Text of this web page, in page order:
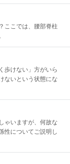
ここでは、腰部脊柱
歩けない」方がいら
ないという状態にな
ゃいますが、何故な
性についてご説明し